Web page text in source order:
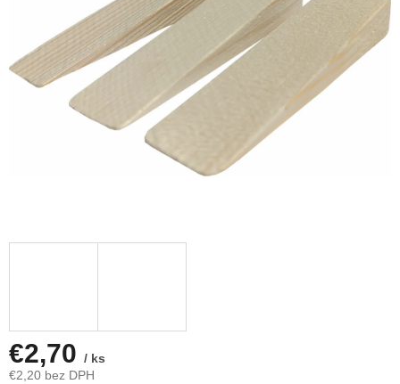
€2,70 / ks
€2,20 bez DPH